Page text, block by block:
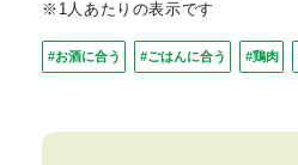
※1人あたりの表示です
#お酒に合う #ごはんに合う #鶏肉